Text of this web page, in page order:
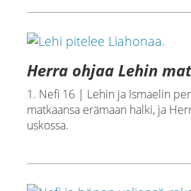
Herra ohjaa Lehin
1. Nefi 16 | Lehin ja Ismaelin
matkaansa erämaan halki, ja
uskossa.